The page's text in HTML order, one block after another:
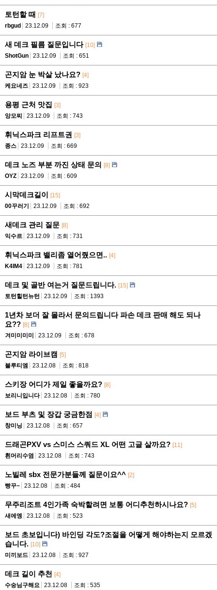
토턴할 때 [7]
rbgud
23.12.09 조회 : 677
새 데크 필름 질문입니다 [10]
ShotGun
23.12.09 조회 : 651
곤지암 눈 박살 났나요? [4]
케요네즈
23.12.09 조회 : 923
용평 근처 맛집 [3]
앙모찌
23.12.09 조회 : 743
휘닉스파크 리프트권 [3]
종스
23.12.09 조회 : 669
데크 노즈 부분 까진 상태 문의 [8]
OYZ
23.12.09 조회 : 609
시막데크길이 [15]
00꾸러기
23.12.09 조회 : 692
새데크 관리 질문 [8]
익수르
23.12.09 조회 : 731
휘닉스파크 밸리좀 열어줬으면.. [4]
K4IM4
23.12.09 조회 : 781
데크 및 골반 여는거 질문드립니다. [15]
토턴힐턴뉴턴
23.12.09 조회 : 1393
1년차 보더 잘 몰라서 문의드립니다 파손 데크 판매 해도 되나
요?? [8]
겨미미미미
23.12.09 조회 : 678
곤지암 라이브캠 [5]
블루티엠
23.12.08 조회 : 818
스키장 어디가 제일 좋을까요? [8]
보리니입니다
23.12.08 조회 : 780
보드 부츠 및 장갑 궁금한점 [4]
창미닝
23.12.08 조회 : 657
드래곤PXV vs 스미스 스쿼드 XL 어떤 고글 살까요? [11]
흰머리수염
23.12.08 조회 : 743
노빌레 sbx 전문가분들께 질문이요^^ [2]
빵꾸~
23.12.08 조회 : 484
무주리조트 4인가족 숙박할려면 보통 어디추천하시나요? [5]
새에엥
23.12.08 조회 : 523
보드 초보입니다) 바인딩 각도?조절을 어떻게 해야하는지 모르겠
습니다. [10]
미끼보드
23.12.08 조회 : 927
데크 길이 추천 [4]
수숭님구해요
23.12.08 조회 : 535